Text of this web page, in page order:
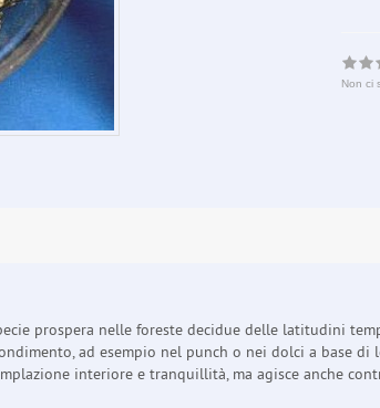
Non ci
prospera nelle foreste decidue delle latitudini
ad esempio nel punch o nei dolci a base di
interiore e tranquillità, ma agisce anche